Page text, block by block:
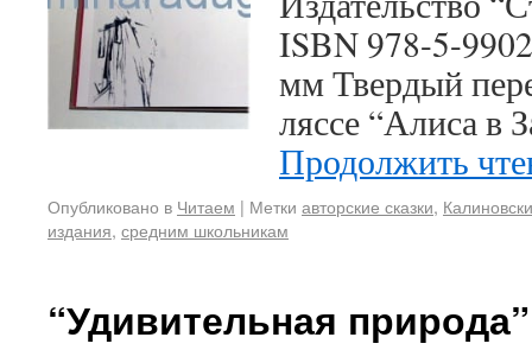
ISBN 978-5-
мм Твердый
ляссе “Алиса в
Продолжить
Опубликовано в Читаем | Метки авторские сказки,
издания, средним школьникам
“Удивительная